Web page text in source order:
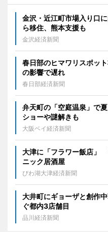
金沢・近江町市場入り口
ら移住、熊本支援も
金沢経済新聞
春日部のヒマワリスポッ
の影響で遅れ
春日部経済新聞
弁天町の「空庭温泉」で
ショーや謎解きも
大阪ベイ経済新聞
大津に「フラワー飯店」
ニック居酒屋
びわ湖大津経済新聞
大井町にギョーザと創作
ぐ都内3店舗目
品川経済新聞